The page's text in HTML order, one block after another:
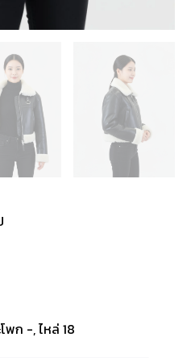
พก -, ไหล่ 18